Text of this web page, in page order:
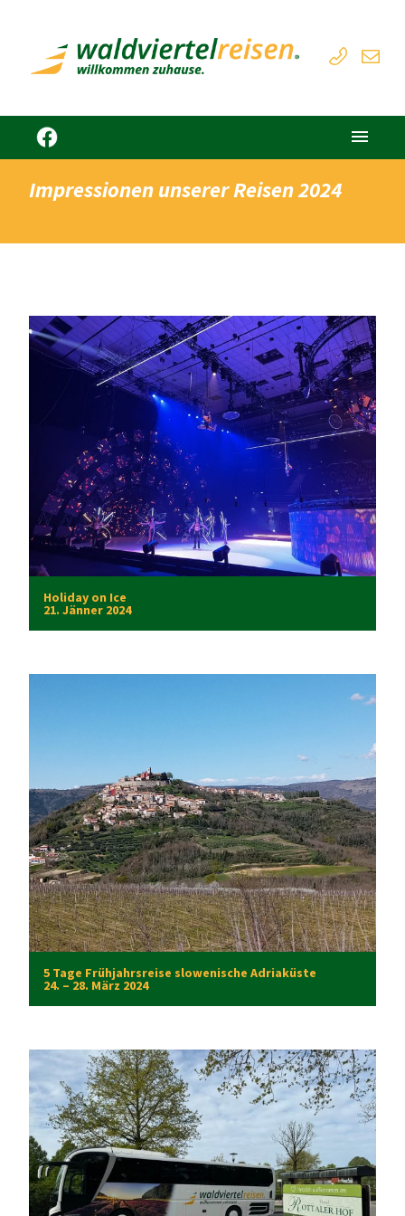
Impressionen unserer Reisen 2024
Holiday on Ice
21. Jänner 2024
5 Tage Frühjahrsreise slowenische Adriaküste
24. – 28. März 2024